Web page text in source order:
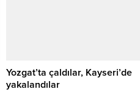
Yozgat’ta çaldılar, Kayseri’de
yakalandılar